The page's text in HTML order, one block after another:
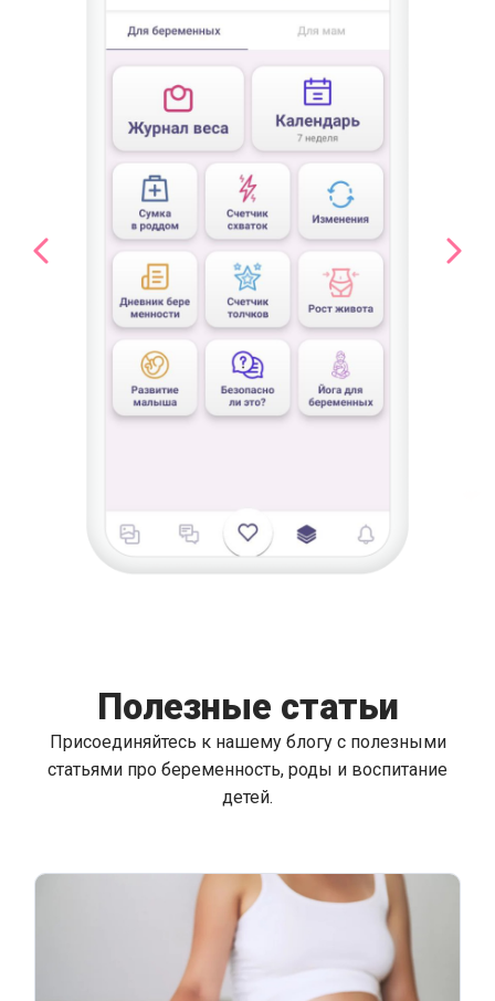
Полезные статьи
Присоединяйтесь к нашему блогу с полезными
статьями про беременность, роды и воспитание
детей.